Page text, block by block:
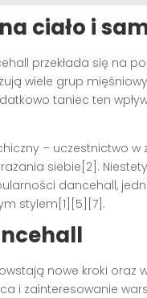
ciało i
przekłada się na
wiele grup
taniec ten
– uczestnictwo
siebie[2].
dancehall,
stylem[1][5][7].
nowe kroki oraz
i zainteresowanie